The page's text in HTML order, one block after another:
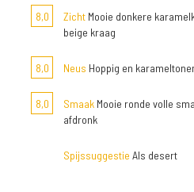
8,0
Zicht Mooie donkere
beige kraag
8,0 Neus Hoppig en
8,0 Smaak Mooie ronde volle
afdronk
Spijssuggestie Als desert